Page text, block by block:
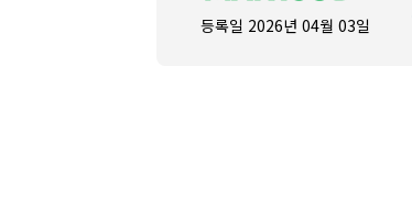
등록일 2026년 04월 03일